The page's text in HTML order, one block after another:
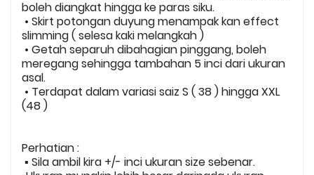
boleh diangkat hingga ke paras siku.
• Skirt potongan duyung menampak kan effect
slimming ( selesa kaki melangkah )
• Getah separuh dibahagian pinggang, boleh
meregang sehingga tambahan 5 inci dari ukuran
asal.
• Terdapat dalam variasi saiz S ( 38 ) hingga XXL
(48 )
Perhatian :
▪️ Sila ambil kira +/- inci ukuran size sebenar.